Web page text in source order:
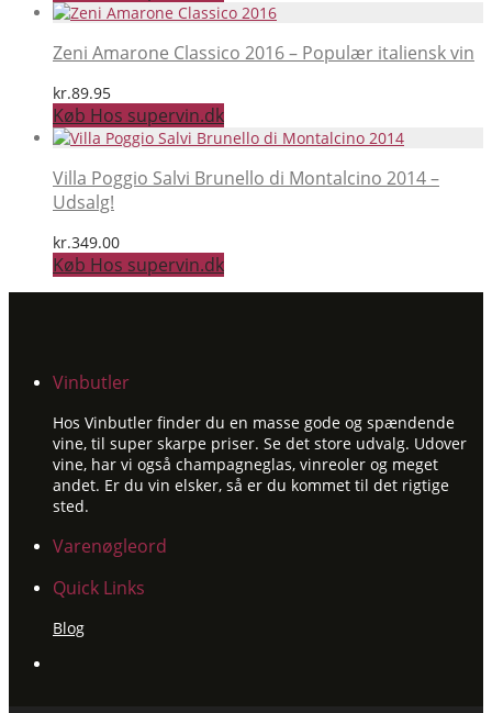
Zeni Amarone Classico 2016 – Populær italiensk vin
kr.89.95
Køb Hos supervin.dk
Villa Poggio Salvi Brunello di Montalcino 2014 –
Udsalg!
kr.349.00
Køb Hos supervin.dk
Vinbutler
Hos Vinbutler finder du en masse gode og spændende
vine, til super skarpe priser. Se det store udvalg. Udover
vine, har vi også champagneglas, vinreoler og meget
andet. Er du vin elsker, så er du kommet til det rigtige
sted.
Varenøgleord
Quick Links
Blog